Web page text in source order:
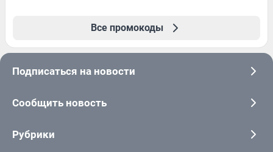
Все промокоды
Подписаться на новости
Сообщить новость
Рубрики